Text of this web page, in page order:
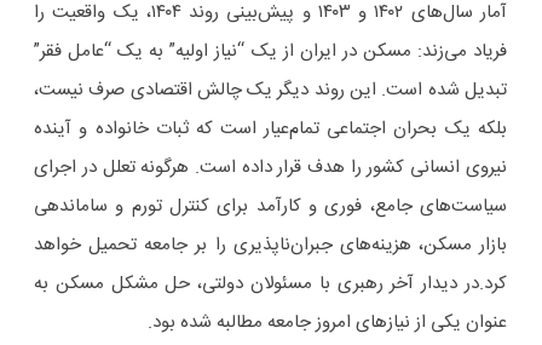
آمار سال‌های ۱۴۰۲ و ۱۴۰۳ و پیش‌بینی روند ۱۴۰۴، یک واقعیت را
فریاد می‌زند: مسکن در ایران از یک “نیاز اولیه” به یک “عامل فقر”
تبدیل شده است. این روند دیگر یک چالش اقتصادی صرف نیست،
بلکه یک بحران اجتماعی تمام‌عیار است که ثبات خانواده و آینده
نیروی انسانی کشور را هدف قرار داده است. هرگونه تعلل در اجرای
سیاست‌های جامع، فوری و کارآمد برای کنترل تورم و ساماندهی
بازار مسکن، هزینه‌های جبران‌ناپذیری را بر جامعه تحمیل خواهد
کرد.در دیدار آخر رهبری با مسئولان دولتی،‌ حل مشکل مسکن به
عنوان یکی از نیازهای امروز جامعه مطالبه شده بود.